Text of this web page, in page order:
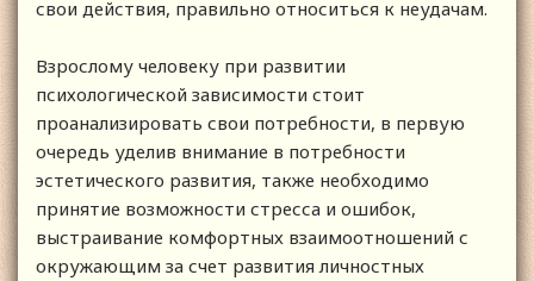
свои действия, правильно относиться к неудачам.
Взрослому человеку при развитии
психологической зависимости стоит
проанализировать свои потребности, в первую
очередь уделив внимание в потребности
эстетического развития, также необходимо
принятие возможности стресса и ошибок,
выстраивание комфортных взаимоотношений с
окружающим за счет развития личностных